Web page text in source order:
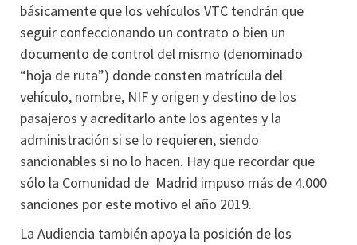
básicamente que los vehículos VTC tendrán que
seguir confeccionando un contrato o bien un
documento de control del mismo (denominado
“hoja de ruta”) donde consten matrícula del
vehículo, nombre, NIF y origen y destino de los
pasajeros y acreditarlo ante los agentes y la
administración si se lo requieren, siendo
sancionables si no lo hacen. Hay que recordar que
sólo la Comunidad de Madrid impuso más de 4.000
sanciones por este motivo el año 2019.
La Audiencia también apoya la posición de los